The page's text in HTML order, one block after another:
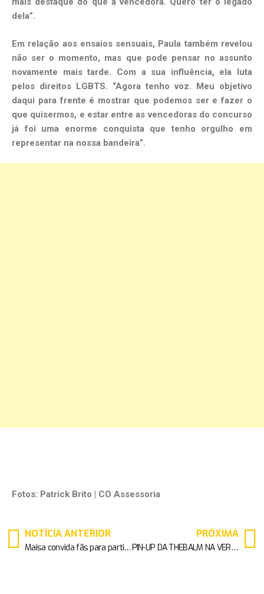
dela”.
Em relação aos ensaios sensuais, Paula também revelou
não ser o momento, mas que pode pensar no assunto
novamente mais tarde. Com a sua influência, ela luta
pelos direitos LGBTS. “Agora tenho voz. Meu objetivo
daqui para frente é mostrar que podemos ser e fazer o
que quisermos, e estar entre as vencedoras do concurso
já foi uma enorme conquista que tenho orgulho em
representar na nossa bandeira”.
Fotos: Patrick Brito | CO Assessoria
NOTÍCIA ANTERIOR
Maisa convida fãs para participarem de clipe da música “Colorir é Transformar” em campanha da Faber-Castell
PRÓXIMA
PIN-UP DA THEBALM NA VERSÃO CRAVO E CANELA